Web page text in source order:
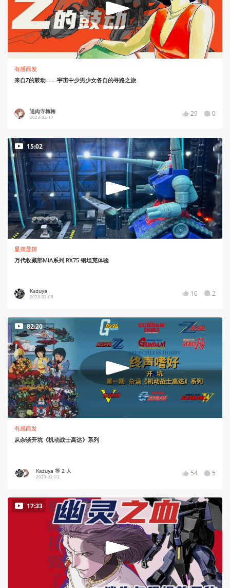
有感而发
来自Z的鼓动——宇宙中少男少女各自的寻路之旅
送肉寺梅梅
2023-02-17 29 0
15:02
显摆显摆
万代收藏部MIA系列 RX75 钢坦克体验
Kazuya
2023-02-08 16 2
82:20
有感而发
从杂谈开坑《机动战士高达》系列
Kazuya 等 2 人
2023-02-03 54 5
17:33